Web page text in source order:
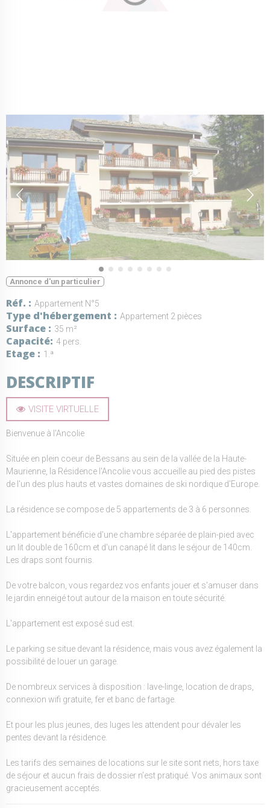
Annonce d'un particulier
Réf. Appartement N°5
Type d'hébergement Appartement 2 pièces
Surface 35 m²
Capacité 4 pers.
Etage 1.ª
DESCRIPTIF
VISITE VIRTUELLE
Bienvenue à l'Ancolie
Située en plein coeur de Bessans au sein de la vallée de la Haute-
Maurienne, la Résidence l'Ancolie vous accueille au pied des pistes
de l'un des plus hauts et vastes domaines de ski nordique d'Europe.
La résidence se compose de 5 appartements de 3 à 6 personnes.
L'appartement bénéficie d'une chambre séparée de plain-pied avec
un lit double de 160cm et d'un canapé lit dans le séjour de 140cm.
Les draps sont fournis.
De votre balcon, vous regardez vos enfants jouer et s'amuser dans
le jardin enneigé tout autour de la maison en toute sécurité.
L'appartement est exposé sud est.
Le parking se situe devant la résidence, mais vous avez également la
possibilité de louer un garage.
De nombreux services à disposition : lave-linge, location de draps,
connexion wifi gratuite, fer et banc de fartage.
Et pour les plus jeunes, des luges les attendent pour dévaler les
pentes devant la résidence.
Les tarifs des semaines de locations sur le site sont nets, hors taxe
de séjour et aucun frais de dossier n’est pratiqué. Vos animaux sont
gracieusement acceptés.